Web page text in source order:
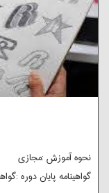
نحوه آموزش :مجازی
گواهینامه پایان دوره